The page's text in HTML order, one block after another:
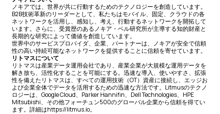
ノキアでは、世界が共に行動するためのテクノロジーを創造しています。
B2B技術革新のリーダーとして、私たちはモバイル、固定、クラウドの各
ネットワークを活用し、感知し、考え、行動するネットワークを開拓して
います。さらに、受賞歴のあるノキア・ベル研究所が主導する知的財産と
長期的な研究によって価値を創造しています。
世界中のサービスプロバイダ、企業、パートナーは、ノキアが安全で信頼
性の高い持続可能なネットワークを提供することに信頼を寄せています。
リトマスについて
リトマスは産業データ運用会社であり、産業企業が大規模な運用データを
解き放ち、活性化することを可能にする。迅速な導入、使いやすさ、拡張
性を備えたリトマスは、すべての運用技術（OT）資産に接続し、エッジお
よび企業全体でデータを活用するための迅速な方法です。Litmusのテクノ
ロジーは、Google Cloud、Parker Hannifin、Dell Technologies、HPE
Mitsubishi、その他フォーチュン500のグローバル企業から信頼を得てい
ます。詳細はhttps://litmus.io。